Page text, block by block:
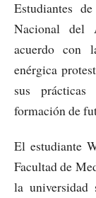
Estudiantes
Nacional del
acuerdo con
enérgica
sus prácticas
formación de
El estudiante
Facultad de
la